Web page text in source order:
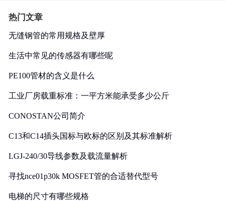
热门文章
无缝钢管的常用规格及壁厚
生活中常见的传感器有哪些呢
PE100管材的含义是什么
工业厂房载重标准：一平方米能承受多少公斤
CONOSTAN公司简介
C13和C14插头国标与欧标的区别及其标准解析
LGJ-240/30导线参数及载流量解析
寻找nce01p30k MOSFET管的合适替代型号
电梯的尺寸有哪些规格